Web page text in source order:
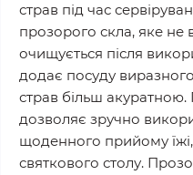
страв під час
прозорого скла, яке не
очищується після
додає посуду
страв більш акуратною.
дозволяє зручно
щоденного прийому їжі,
святкового столу.